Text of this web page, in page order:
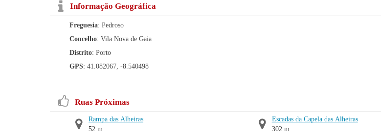
Informação Geográfica
Freguesia: Pedroso
Concelho: Vila Nova de Gaia
Distrito: Porto
GPS: 41.082067, -8.540498
Ruas Próximas
Rampa das Alheiras
52 m
Escadas da Capela das Alheiras
302 m